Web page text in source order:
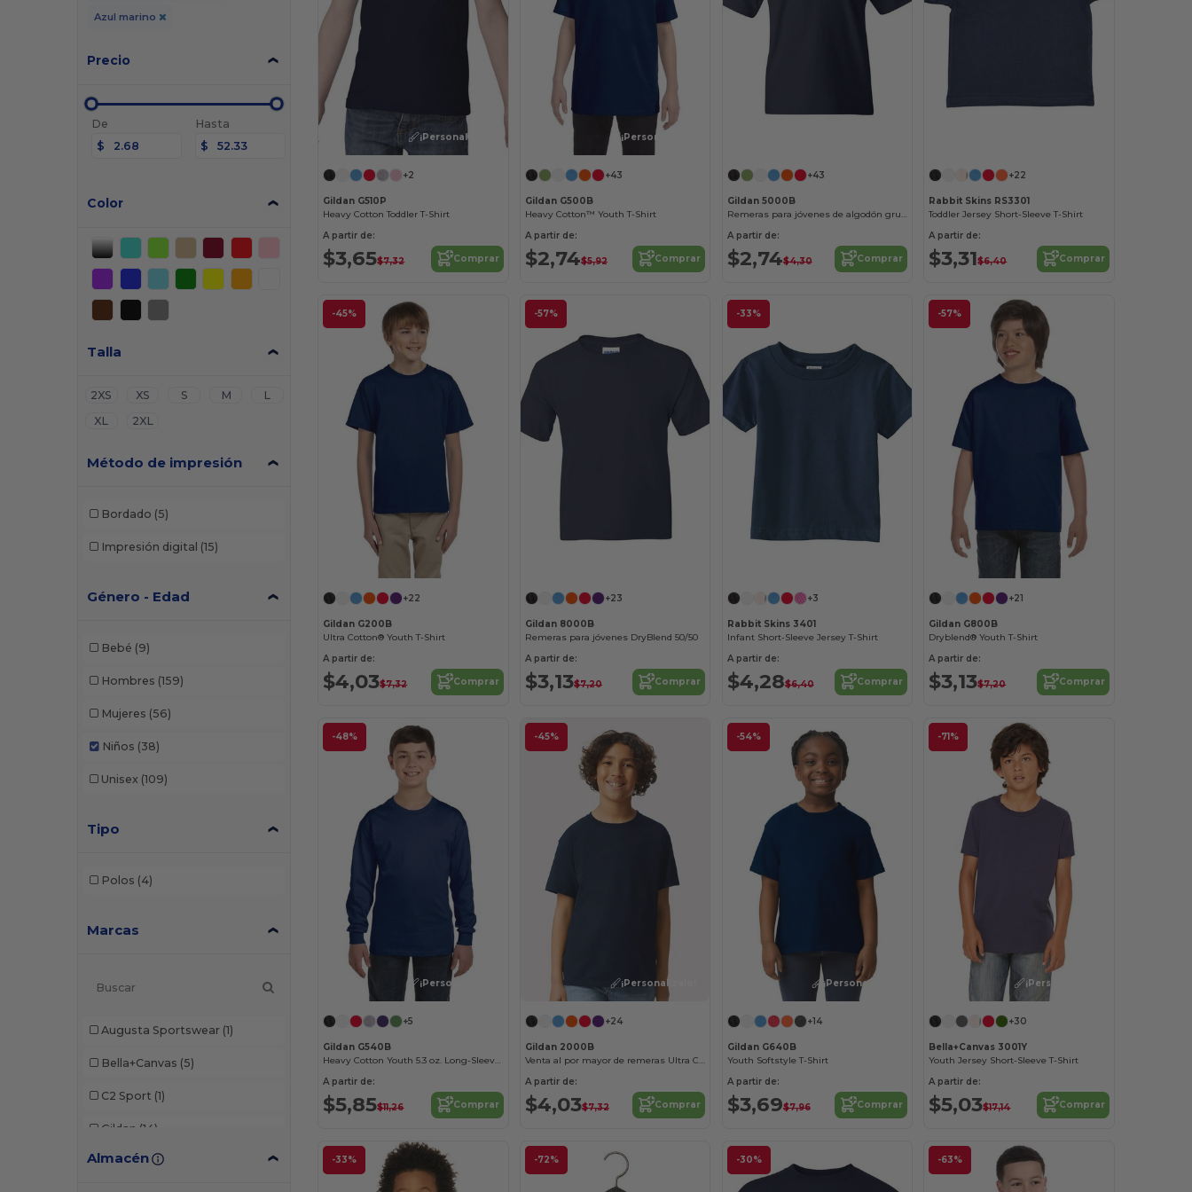
Azul marino
Precio
De
$
Hasta
$
Color
Talla
2XS XS S M
L
XL
2XL
Método de impresión
Bordado (5)
Impresión digital (15)
Género - Edad
Bebé (9)
Hombres (159)
Mujeres (56)
Niños (38)
Unisex (109)
Tipo
Polos (4)
Marcas
Augusta Sportswear (1)
Bella+Canvas (5)
C2 Sport (1)
Gildan (14)
Hanes (6)
Almacén
¡Personalízalo!
+2
Gildan G510P
Heavy Cotton Toddler T-Shirt
A partir de:
$3,65$7,32 Comprar
¡Personalízalo!
+43
Gildan G500B
Heavy Cotton™ Youth T-Shirt
A partir de:
$2,74$5,92 Comprar
+43
Gildan 5000B
Remeras para jóvenes de algodón grueso al por mayor
A partir de:
$2,74$4,30 Comprar
+22
Rabbit Skins RS3301
Toddler Jersey Short-Sleeve T-Shirt
A partir de:
$3,31$6,40 Comprar
-45%
+22
Gildan G200B
Ultra Cotton® Youth T-Shirt
A partir de:
$4,03$7,32 Comprar
-57%
+23
Gildan 8000B
Remeras para jóvenes DryBlend 50/50
A partir de:
$3,13$7,20 Comprar
-33%
+3
Rabbit Skins 3401
Infant Short-Sleeve Jersey T-Shirt
A partir de:
$4,28$6,40 Comprar
-57%
+21
Gildan G800B
Dryblend® Youth T-Shirt
A partir de:
$3,13$7,20 Comprar
-48%
¡Personalízalo!
+5
Gildan G540B
Heavy Cotton Youth 5.3 oz. Long-Sleeve T-Shirt
A partir de:
$5,85$11,26 Comprar
-45%
¡Personalízalo!
+24
Gildan 2000B
Venta al por mayor de remeras Ultra Cotton para niños
A partir de:
$4,03$7,32 Comprar
-54%
¡Personalízalo!
+14
Gildan G640B
Youth Softstyle T-Shirt
A partir de:
$3,69$7,96 Comprar
-71%
¡Personalízalo!
+30
Bella+Canvas 3001Y
Youth Jersey Short-Sleeve T-Shirt
A partir de:
$5,03$17,14 Comprar
-33% -72% -30% -63%